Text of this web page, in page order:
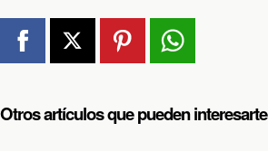
Otros artículos que pueden interesarte